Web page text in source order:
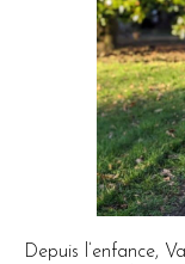
Depuis l’enfance,